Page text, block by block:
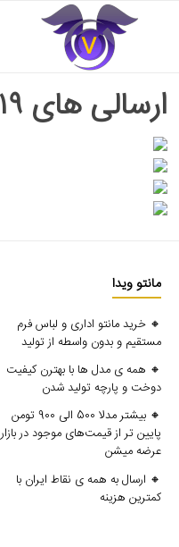
ارسالی های ۱۹مهر
مانتو ویدا
🔸 خرید مانتو اداری و لباس فرم
مستقیم و بدون واسطه از تولید
🔸 همه ی مدل ها با بهترن کیفیت
دوخت و پارچه تولید شدن
🔸 بیشتر مدلا 500 الی 900 تومن
پایین تر از قیمت‌های موجود در بازار
عرضه میشن
🔸 ارسال به همه ی نقاط ایران با
کمترین هزینه